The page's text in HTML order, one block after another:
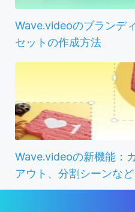
Wave.videoのブランデ
セットの作成方法
Wave.videoの新機能：
アウト、分割シーンなど